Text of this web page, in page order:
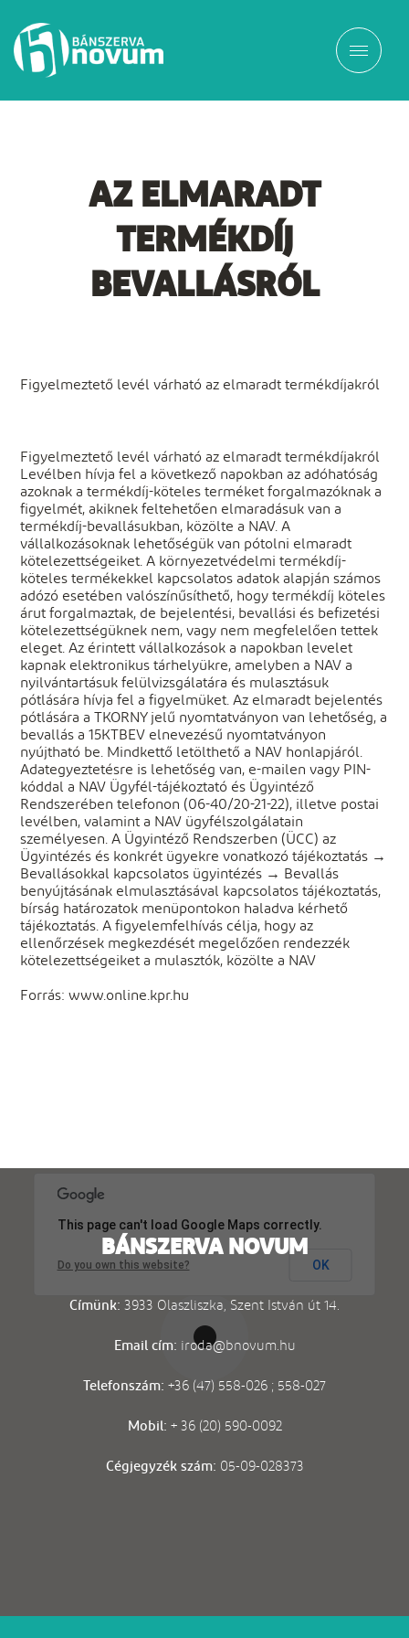
AZ ELMARADT
TERMÉKDÍJ
BEVALLÁSRÓL
Figyelmeztető levél várható az elmaradt termékdíjakról
Figyelmeztető levél várható az elmaradt termékdíjakról
Levélben hívja fel a következő napokban az adóhatóság
azoknak a termékdíj-köteles terméket forgalmazóknak a
figyelmét, akiknek feltehetően elmaradásuk van a
termékdíj-bevallásukban, közölte a NAV. A
vállalkozásoknak lehetőségük van pótolni elmaradt
kötelezettségeiket. A környezetvédelmi termékdíj-
köteles termékekkel kapcsolatos adatok alapján számos
adózó esetében valószínűsíthető, hogy termékdíj köteles
árut forgalmaztak, de bejelentési, bevallási és befizetési
kötelezettségüknek nem, vagy nem megfelelően tettek
eleget. Az érintett vállalkozások a napokban levelet
kapnak elektronikus tárhelyükre, amelyben a NAV a
nyilvántartásuk felülvizsgálatára és mulasztásuk
pótlására hívja fel a figyelmüket. Az elmaradt bejelentés
pótlására a TKORNY jelű nyomtatványon van lehetőség, a
bevallás a 15KTBEV elnevezésű nyomtatványon
nyújtható be. Mindkettő letölthető a NAV honlapjáról.
Adategyeztetésre is lehetőség van, e-mailen vagy PIN-
kóddal a NAV Ügyfél-tájékoztató és Ügyintéző
Rendszerében telefonon (06-40/20-21-22), illetve postai
levélben, valamint a NAV ügyfélszolgálatain
személyesen. A Ügyintéző Rendszerben (ÜCC) az
Ügyintézés és konkrét ügyekre vonatkozó tájékoztatás →
Bevallásokkal kapcsolatos ügyintézés → Bevallás
benyújtásának elmulasztásával kapcsolatos tájékoztatás,
bírság határozatok menüpontokon haladva kérhető
tájékoztatás. A figyelemfelhívás célja, hogy az
ellenőrzések megkezdését megelőzően rendezzék
kötelezettségeiket a mulasztók, közölte a NAV
Forrás: www.online.kpr.hu
This page can't load Google Maps correctly.
Do you own this website? OK
BÁNSZERVA NOVUM
Címünk: 3933 Olaszliszka, Szent István út 14.
Email cím: iroda@bnovum.hu
Telefonszám: +36 (47) 558-026 ; 558-027
Mobil: + 36 (20) 590-0092
Cégjegyzék szám: 05-09-028373